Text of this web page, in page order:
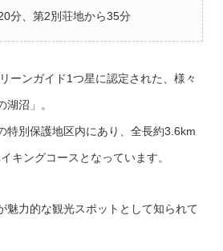
分、第2別荘地から35分
ーンガイド1つ星に認定された、様々
沼」。
特別保護地区内にあり、全長約3.6km
キングコースとなっています。
魅力的な観光スポットとして知られて